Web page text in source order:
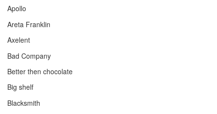
Apollo
Areta Franklin
Axelent
Bad Company
Better then chocolate
Big shelf
Blacksmith